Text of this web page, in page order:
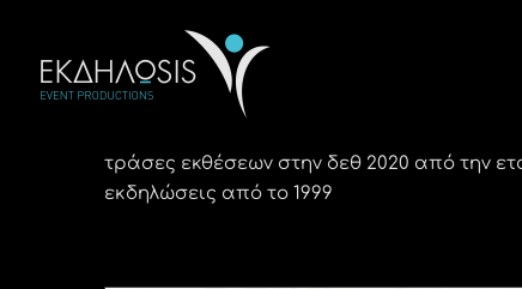
περιεχόμενο
τράσες εκθέσεων στην δεθ 2020 από την
εκδηλώσεις από το 1999